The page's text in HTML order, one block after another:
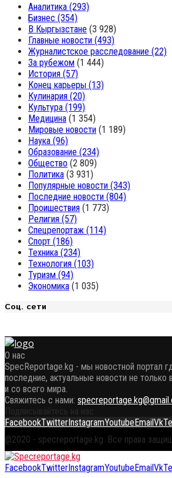
Аналитика (293)
Бизнес (354)
В Кыргызстане (3 928)
Главные новости (493)
Журналистское расследование (22)
За рубежом (1 444)
История (57)
Конец карьеры (13)
Кулинария (20)
Культура (199)
Медицина (1 354)
Мировые новости (1 189)
Наука (96)
Образование (234)
Общество (2 809)
Политика (3 931)
Популярные новости (343)
Последние новости (804)
Проишествия (1 773)
Религия (57)
Спецрепортаж (114)
Спорт (186)
Техника (234)
Технология (103)
Туризм (94)
Экономика (1 035)
Соц. сети
О нас
SpecReportage.kg - мы новостной портал
последние, актуальные новости не только
и со всего мира.
Свяжитесь с нами:
Подписывайтесь на нас
FacebookTwitterInstagramYoutubeEmailVk
@2020 - specreportage.kg. Все права
FacebookTwitterInstagramYoutubeEmailVk